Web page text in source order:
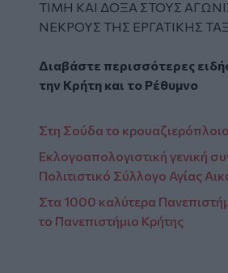
ΤΙΜΗ ΚΑΙ ΔΟΞΑ ΣΤΟΥΣ
ΝΕΚΡΟΥΣ ΤΗΣ ΕΡΓΑΤΙΚΗΣ
Διαβάστε περισσότερες
την Κρήτη και το Ρέθυμνο
Στη Σούδα το
Εκλογοαπολογιστική γενική
Πολιτιστικό Σύλλογο Αγίας
Στα 1000 καλύτερα
το Πανεπιστήμιο Κρήτης